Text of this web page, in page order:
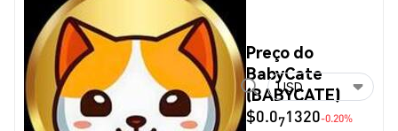
Preço do
BabyCate
(BABYCATE)
$0.071320-0.20%
USD